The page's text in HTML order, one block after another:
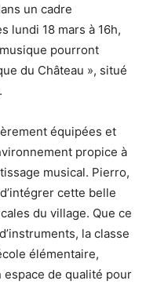
un cadre
lundi 18 mars à 16h,
pourront
du Château », situé
équipées et
propice à
musical. Pierro,
cette belle
du village. Que ce
la classe
élémentaire,
espace de qualité pour